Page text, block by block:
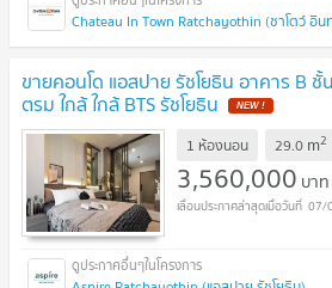
Chateau In Town Ratchayothin (ชาโตว์ อิน
ขายคอนโด แอสปาย รัชโยธิน อาคาร B
ตรม ใกล้ ใกล้ BTS รัชโยธิน NEW !
1 ห้องนอน 29.0 m2
3,560,000 บาท
07/